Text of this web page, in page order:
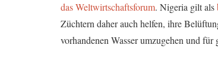
das Weltwirtschaftsforum. Nigeria gilt als
Züchtern daher auch helfen, ihre
vorhandenen Wasser umzugehen und für